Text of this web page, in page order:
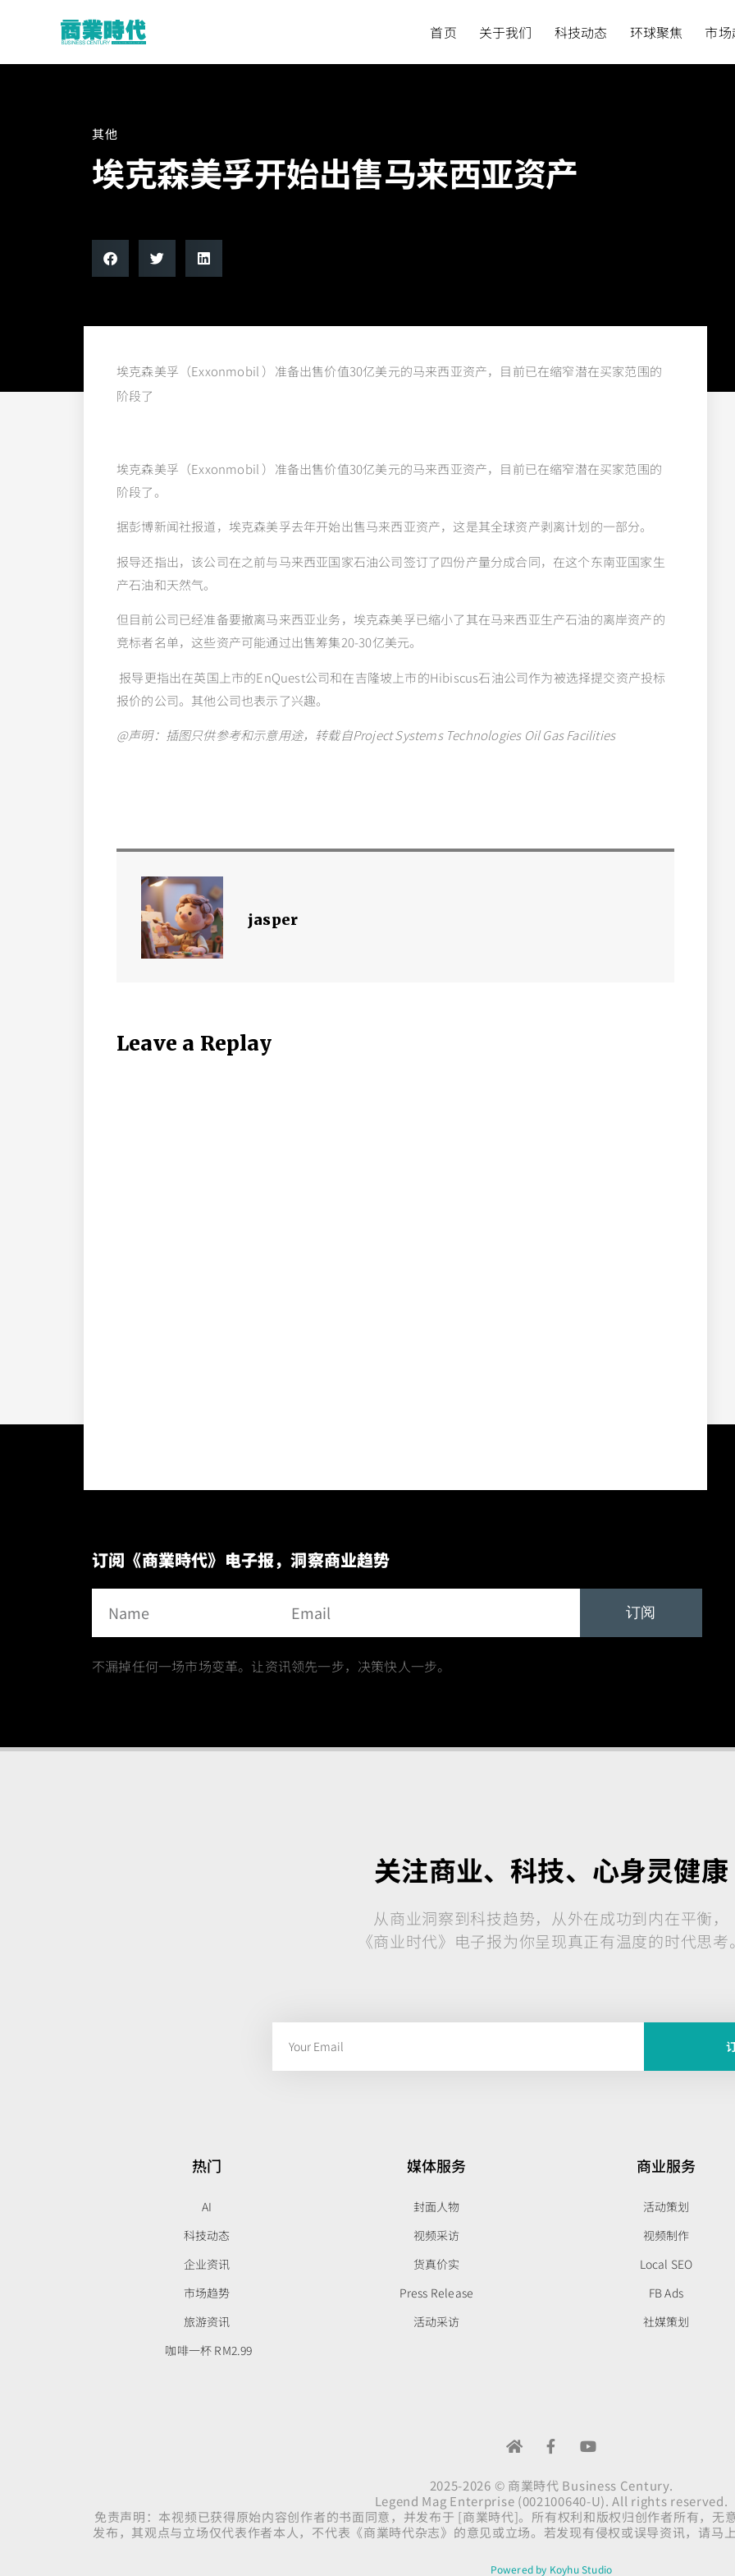
首页 关于我们 科技动态 环球聚焦 市
其他
埃克森美孚开始出售马来西亚资产
埃克森美孚（Exxonmobil ）准备出售价值30亿美元的马来西亚资产，目前已在缩窄潜在买家范围的
阶段了
埃克森美孚（Exxonmobil ）准备出售价值30亿美元的马来西亚资产，目前已在缩窄潜在买家范围的
阶段了。
据彭博新闻社报道，埃克森美孚去年开始出售马来西亚资产，这是其全球资产剥离计划的一部分。
报导还指出，该公司在之前与马来西亚国家石油公司签订了四份产量分成合同，在这个东南亚国家生
产石油和天然气。
但目前公司已经准备要撤离马来西亚业务，埃克森美孚已缩小了其在马来西亚生产石油的离岸资产的
竞标者名单，这些资产可能通过出售筹集20-30亿美元。
报导更指出在英国上市的EnQuest公司和在吉隆坡上市的Hibiscus石油公司作为被选择提交资产投标
报价的公司。其他公司也表示了兴趣。
@声明：插图只供参考和示意用途，转载自Project Systems Technologies Oil Gas Facilities
jasper
Leave a Replay
订阅《商業時代》电子报，洞察商业趋势
订阅
不漏掉任何一场市场变革。让资讯领先一步，决策快人一步。
关注商业、科技、心身灵健康
从商业洞察到科技趋势，从外在成功到内在平衡，
《商业时代》电子报为你呈现真正有温度的时代思考
热门
AI
科技动态
企业资讯
市场趋势
旅游资讯
咖啡一杯 RM2.99
媒体服务
封面人物
视频采访
货真价实
Press Release
活动采访
商业服务
活动策划
视频制作
Local SEO
FB Ads
社媒策划
2025-2026 © 商業時代 Business Century.
Legend Mag Enterprise (002100640-U). All rights reserved.
免责声明：本视频已获得原始内容创作者的书面同意，并发布于 [商業時代]。所有权利和版权归创作者所有，无
发布，其观点与立场仅代表作者本人，不代表《商業時代杂志》的意见或立场。若发现有侵权或误导资讯，请马
Powered by Koyhu Studio